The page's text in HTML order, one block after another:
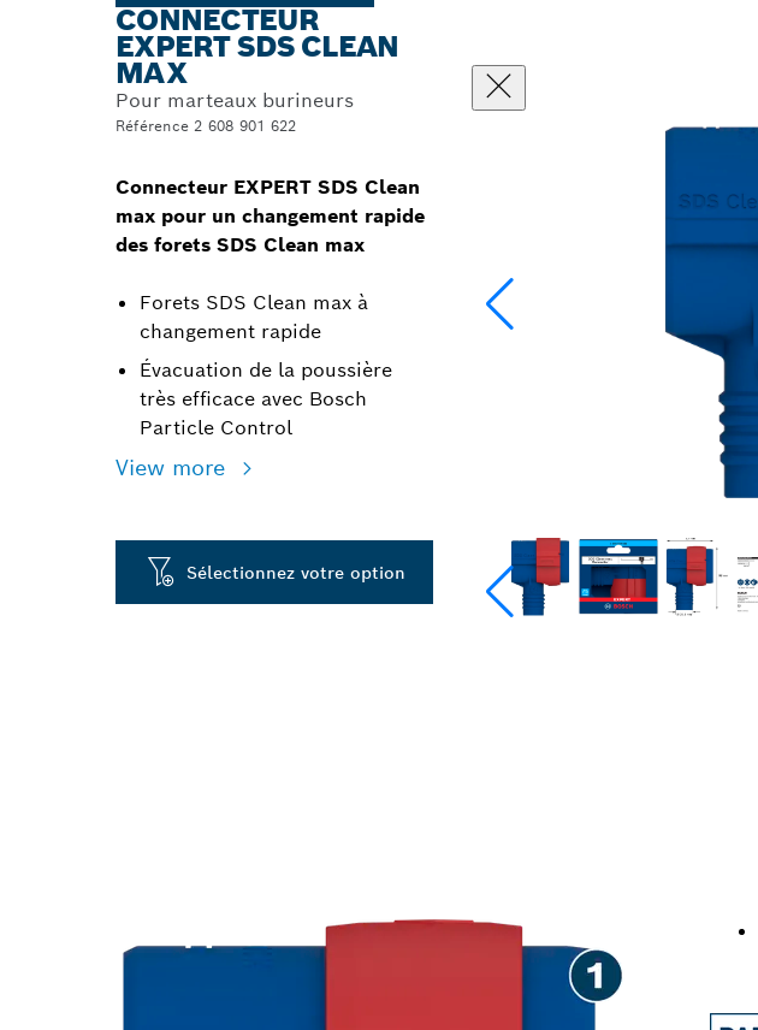
CONNECTEUR
EXPERT SDS CLEAN
MAX
Pour marteaux burineurs
Référence 2 608 901 622
Connecteur EXPERT SDS Clean
max pour un changement rapide
des forets SDS Clean max
Forets SDS Clean max à
changement rapide
Évacuation de la poussière
très efficace avec Bosch
Particle Control
View more
Sélectionnez votre option